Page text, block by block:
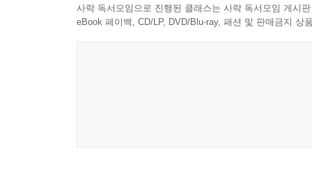
나에서 우리로, 집에서 사회로!
사락 독서모임으로 진행된 클래스는 사락 독서모임 게시
eBook 페이백, CD/LP, DVD/Blu-ray, 패션 및 판매금지 상